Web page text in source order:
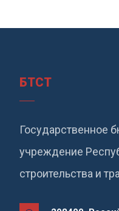
БТСТ
Государственное
учреждение
строительства и